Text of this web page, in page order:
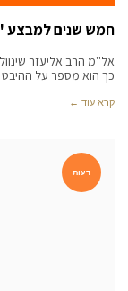
חמש שנים למבצע
אל''מ הרב אליעזר
כך הוא מספר על ההיבט
קרא עוד ←
דעות